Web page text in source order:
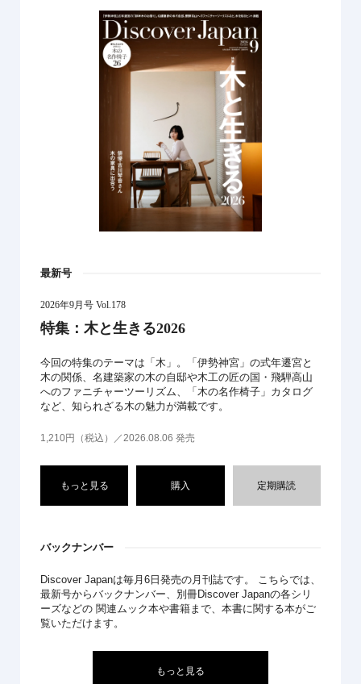
最新号
2026年9月号 Vol.178
特集：木と生きる2026
今回の特集のテーマは「木」。「伊勢神宮」の式年遷宮と
木の関係、名建築家の木の自邸や木工の匠の国・飛騨高山
へのファニチャーツーリズム、「木の名作椅子」カタログ
など、知られざる木の魅力が満載です。
1,210円（税込）／2026.08.06 発売
もっと見る 購入 定期購読
バックナンバー
Discover Japanは毎月6日発売の月刊誌です。 こちらでは、
最新号からバックナンバー、別冊Discover Japanの各シリ
ーズなどの 関連ムック本や書籍まで、本書に関する本がご
覧いただけます。
もっと見る